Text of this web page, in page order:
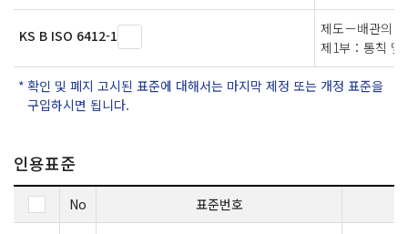
KS B ISO 6412-1
제도－배관의
제1부：통칙 및
확인 및 폐지 고시된 표준에 대해서는 마지막 제정 또는 개정 표준을
구입하시면 됩니다.
인용표준
No 표준번호